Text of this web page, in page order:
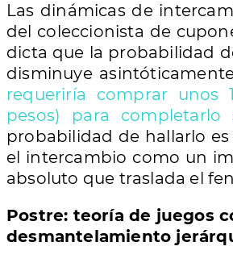
Las dinámicas de
del coleccionista de
dicta que la probabilidad
disminuye
requeriría comprar unos
pesos) para completarlo
probabilidad de hallarlo
el intercambio como un
absoluto que traslada el
Postre: teoría de juegos
desmantelamiento